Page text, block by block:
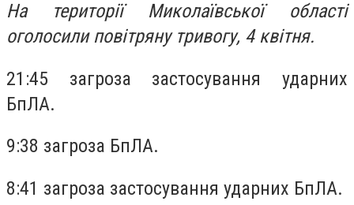
На території Миколаївської області
оголосили повітряну тривогу, 4 квітня.
21:45 загроза застосування ударних
БпЛА.
9:38 загроза БпЛА.
8:41 загроза застосування ударних БпЛА.